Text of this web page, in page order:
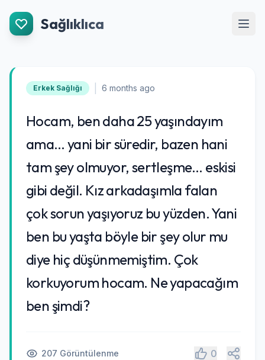
İçeriğe Git
Sağlıklıca
Erkek Sağlığı 6 months ago
Hocam, ben daha 25 yaşındayım
ama… yani bir süredir, bazen hani
tam şey olmuyor, sertleşme… eskisi
gibi değil. Kız arkadaşımla falan
çok sorun yaşıyoruz bu yüzden. Yani
ben bu yaşta böyle bir şey olur mu
diye hiç düşünmemiştim. Çok
korkuyorum hocam. Ne yapacağım
ben şimdi?
207 Görüntülenme 0 Paylaş